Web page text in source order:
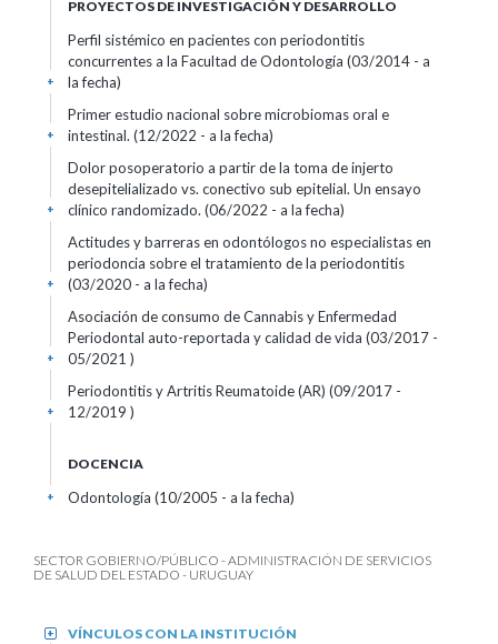
PROYECTOS DE INVESTIGACIÓN Y DESARROLLO
Perfil sistémico en pacientes con periodontitis
concurrentes a la Facultad de Odontología (03/2014 - a
la fecha)
+
Primer estudio nacional sobre microbiomas oral e
intestinal. (12/2022 - a la fecha)
+
Dolor posoperatorio a partir de la toma de injerto
desepitelializado vs. conectivo sub epitelial. Un ensayo
clínico randomizado. (06/2022 - a la fecha)
+
Actitudes y barreras en odontólogos no especialistas en
periodoncia sobre el tratamiento de la periodontitis
(03/2020 - a la fecha)
+
Asociación de consumo de Cannabis y Enfermedad
Periodontal auto-reportada y calidad de vida (03/2017 -
05/2021 )
+
Periodontitis y Artritis Reumatoide (AR) (09/2017 -
12/2019 )
+
DOCENCIA
Odontología (10/2005 - a la fecha)
+
SECTOR GOBIERNO/PÚBLICO - ADMINISTRACIÓN DE SERVICIOS
DE SALUD DEL ESTADO - URUGUAY
VÍNCULOS CON LA INSTITUCIÓN
+